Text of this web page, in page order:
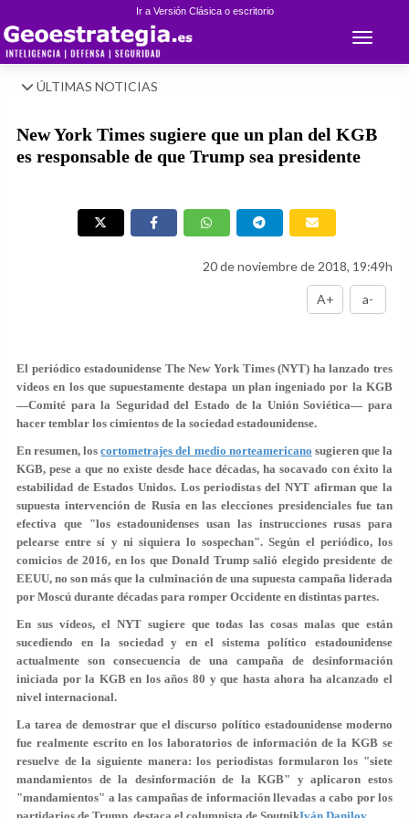
Ir a Versión Clásica o escritorio
Toggle
ÚLTIMAS NOTICIAS
New York Times sugiere que un plan del KGB
es responsable de que Trump sea presidente
20 de noviembre de 2018, 19:49h
A+ a-
El periódico estadounidense The New York Times (NYT) ha lanzado tres
vídeos en los que supuestamente destapa un plan ingeniado por la KGB
—Comité para la Seguridad del Estado de la Unión Soviética— para
hacer temblar los cimientos de la sociedad estadounidense.
En resumen, loscortometrajes del medio norteamericano sugieren que la
KGB, pese a que no existe desde hace décadas, ha socavado con éxito la
estabilidad de Estados Unidos. Los periodistas del NYT afirman que la
supuesta intervención de Rusia en las elecciones presidenciales fue tan
efectiva que "los estadounidenses usan las instrucciones rusas para
pelearse entre sí y ni siquiera lo sospechan". Según el periódico, los
comicios de 2016, en los que Donald Trump salió elegido presidente de
EEUU, no son más que la culminación de una supuesta campaña liderada
por Moscú durante décadas para romper Occidente en distintas partes.
En sus vídeos, el NYT sugiere que todas las cosas malas que están
sucediendo en la sociedad y en el sistema político estadounidense
actualmente son consecuencia de una campaña de desinformación
iniciada por la KGB en los años 80 y que hasta ahora ha alcanzado el
nivel internacional.
La tarea de demostrar que el discurso político estadounidense moderno
fue realmente escrito en los laboratorios de información de la KGB se
resuelve de la siguiente manera: los periodistas formularon los "siete
mandamientos de la desinformación de la KGB" y aplicaron estos
"mandamientos" a las campañas de información llevadas a cabo por los